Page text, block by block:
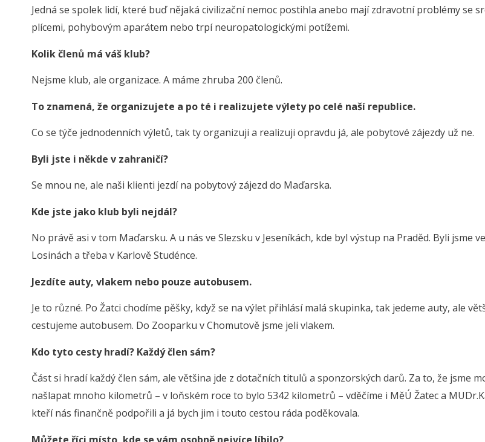
Jedná se spolek lidí, které buď nějaká civilizační nemoc postihla anebo mají zdravotní problémy se
plícemi, pohybovým aparátem nebo trpí neuropatologickými potížemi.
Kolik členů má váš klub?
Nejsme klub, ale organizace. A máme zhruba 200 členů.
To znamená, že organizujete a po té i realizujete výlety po celé naší republice.
Co se týče jednodenních výletů, tak ty organizuji a realizuji opravdu já, ale pobytové zájezdy už ne.
Byli jste i někde v zahraničí?
Se mnou ne, ale naši klienti jezdí na pobytový zájezd do Maďarska.
Kde jste jako klub byli nejdál?
No právě asi v tom Maďarsku. A u nás ve Slezsku v Jeseníkách, kde byl výstup na Praděd. Byli jsme
Losinách a třeba v Karlově Studénce.
Jezdíte auty, vlakem nebo pouze autobusem.
Je to různé. Po Žatci chodíme pěšky, když se na výlet přihlásí malá skupinka, tak jedeme auty, ale
cestujeme autobusem. Do Zooparku v Chomutově jsme jeli vlakem.
Kdo tyto cesty hradí? Každý člen sám?
Část si hradí každý člen sám, ale většina jde z dotačních titulů a sponzorských darů. Za to, že jsme
našlapat mnoho kilometrů – v loňském roce to bylo 5342 kilometrů – vděčíme i MěÚ Žatec a
kteří nás finančně podpořili a já bych jim i touto cestou ráda poděkovala.